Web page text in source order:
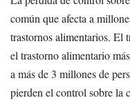
común que afecta a
trastornos alimentarios. El
el trastorno alimentario
a más de 3 millones de
pierden el control sobre la